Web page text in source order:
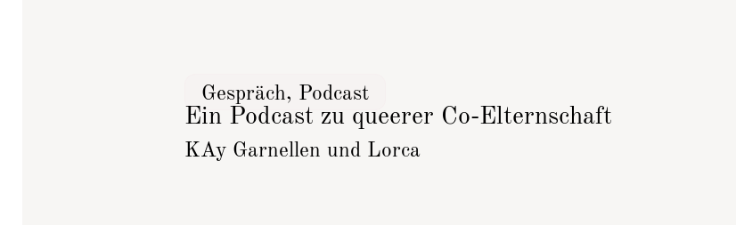
Gespräch, Podcast
Ein Podcast zu queerer Co-Elternschaft
KAy Garnellen und Lorca